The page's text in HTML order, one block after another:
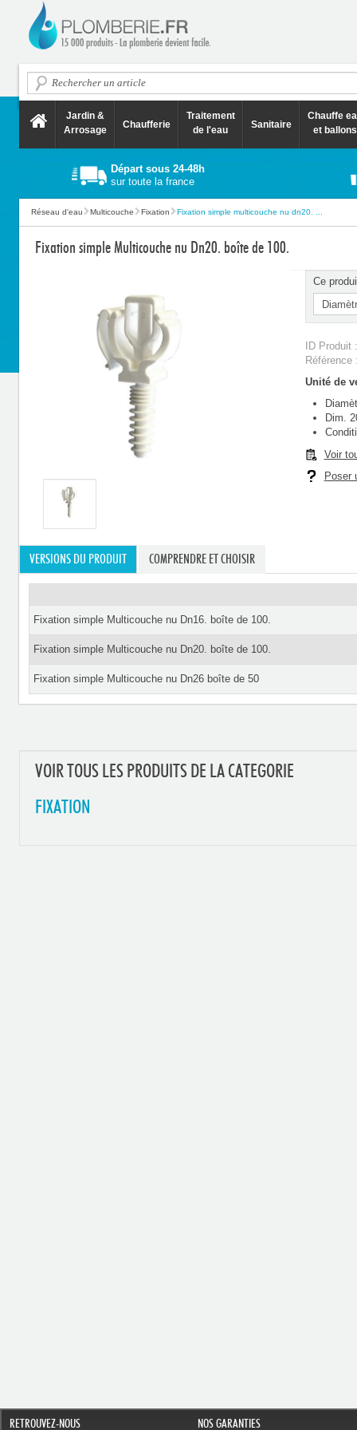
Jardin &
Arrosage
Chaufferie
Traitement
de l'eau
Sanitaire
Chauffe
et ballons
Départ sous 24-48h
sur toute la france
Réseau d'eau Multicouche Fixation Fixation simple multicouche nu dn20. ...
Fixation simple Multicouche nu Dn20. boîte de 100.
Ce
ID Produit
Unité de
Dim.
Voir
Poser
VERSIONS DU PRODUIT COMPRENDRE ET CHOISIR
Fixation simple Multicouche nu Dn16. boîte de 100.
Fixation simple Multicouche nu Dn20. boîte de 100.
Fixation simple Multicouche nu Dn26 boîte de 50
VOIR TOUS LES PRODUITS DE LA CATEGORIE
FIXATION
RETROUVEZ-NOUS NOS GARANTIES